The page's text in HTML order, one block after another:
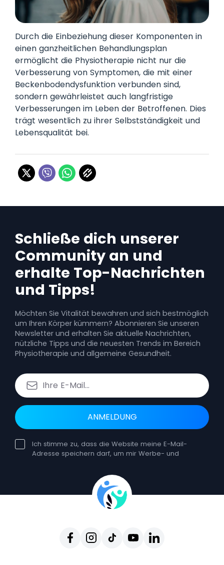
Durch die Einbeziehung dieser Komponenten in
einen ganzheitlichen Behandlungsplan
ermöglicht die Physiotherapie nicht nur die
Verbesserung von Symptomen, die mit einer
Beckenbodendysfunktion verbunden sind,
sondern gewährleistet auch langfristige
Verbesserungen im Leben der Betroffenen. Dies
trägt wesentlich zu ihrer Selbstständigkeit und
Lebensqualität bei.
Schließe dich unserer
Community an und
erhalte Top-Nachrichten
und Tipps!
Möchten Sie Vitalität bewahren und sich bestmöglich
um Ihren Körper kümmern? Abonnieren Sie unseren
Newsletter und erhalten Sie aktuelle Nachrichten,
nützliche Tipps und die neuesten Trends im Bereich
Physiotherapie und allgemeine Gesundheit.
ANMELDUNG
Ich stimme zu, dass die Website meine E-Mail-
Adresse speichern darf, um mir Werbe- und
Widerruf hat keine Auswirkungen auf die
Rechtmäßigkeit der Verarbeitung, die auf der
Einwilligung vor dem Widerruf beruht. Sie können
sich jederzeit vom Erhalt unserer E-Mails
Widerruf Ihrer Einwilligung erhalten Sie keine